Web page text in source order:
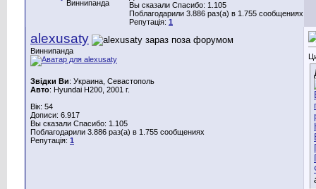
Виннипанда
Вы сказали Спасибо: 1.105
Поблагодарили 3.886 раз(а) в 1.755 сообщениях
Репутація: 1
alexusaty
Виннипанда
Звідки Ви: Украина, Севастополь
Авто: Hyundai H200, 2001 г.
Вік: 54
Дописи: 6.917
Вы сказали Спасибо: 1.105
Поблагодарили 3.886 раз(а) в 1.755 сообщениях
Репутація: 1